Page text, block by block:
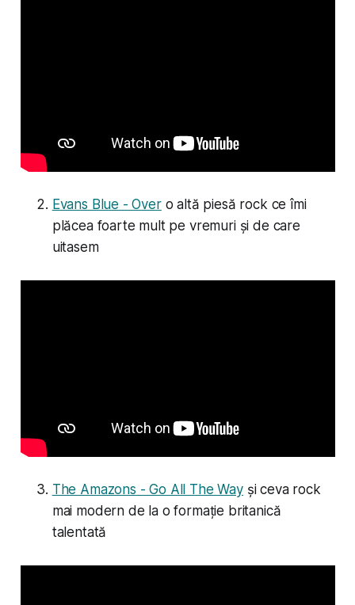
Evans Blue - Overo altă piesă rock ce îmi
plăcea foarte mult pe vremuri și de care
uitasem
The Amazons - Go All The Wayși ceva rock
mai modern de la o formație britanică
talentată